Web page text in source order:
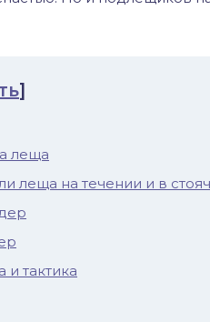
]
леща
леща на течении и в
и тактика